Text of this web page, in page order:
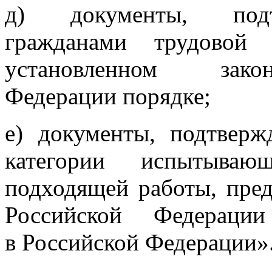
д) документы,
гражданами
установленном
Федерации порядке;
е) документы,
категории
подходящей работы,
Российской
в Российской